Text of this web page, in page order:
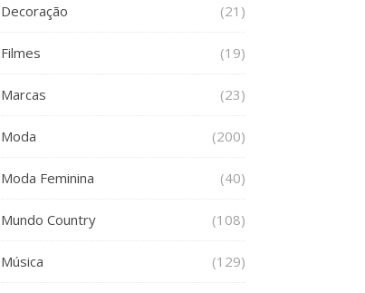
Decoração (21)
Filmes (19)
Marcas (23)
Moda (200)
Moda Feminina (40)
Mundo Country (108)
Música (129)